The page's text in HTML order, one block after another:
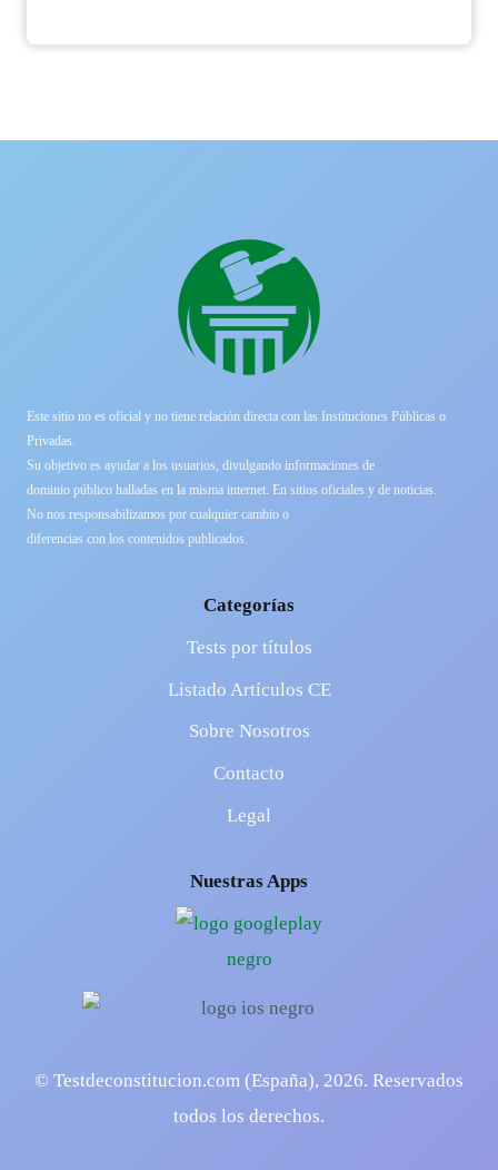
Este sitio no es oficial y no tiene relación directa con las Instituciones Públicas o
Privadas.
Su objetivo es ayudar a los usuarios, divulgando informaciones de
dominio público halladas en la misma internet. En sitios oficiales y de noticias.
No nos responsabilizamos por cualquier cambio o
diferencias con los contenidos publicados.
Categorías
Tests por títulos
Listado Artículos CE
Sobre Nosotros
Contacto
Legal
Nuestras Apps
© Testdeconstitucion.com (España), 2026. Reservados
todos los derechos.